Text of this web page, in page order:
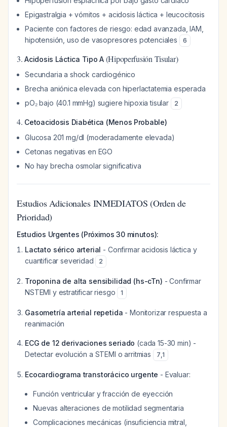
Epigastralgia + vómitos + acidosis láctica + leucocitosis
Paciente con factores de riesgo: edad avanzada, IAM,
hipotensión, uso de vasopresores potenciales
6
3.Acidosis Láctica Tipo A(Hipoperfusión Tisular)
Secundaria a shock cardiogénico
Brecha aniónica elevada con hiperlactatemia esperada
pO₂ bajo (40.1 mmHg) sugiere hipoxia tisular
2
4. Cetoacidosis Diabética (Menos Probable)
Glucosa 201 mg/dl (moderadamente elevada)
Cetonas negativas en EGO
No hay brecha osmolar significativa
Estudios Adicionales INMEDIATOS (Orden de
Prioridad)
Estudios Urgentes (Próximos 30 minutos):
Lactato sérico arterial - Confirmar acidosis láctica y
cuantificar severidad
2
Troponina de alta sensibilidad (hs-cTn) - Confirmar
NSTEMI y estratificar riesgo
1
Gasometría arterial repetida - Monitorizar respuesta a
reanimación
ECG de 12 derivaciones seriado (cada 15-30 min) -
Detectar evolución a STEMI o arritmias
7,1
Ecocardiograma transtorácico urgente - Evaluar:
Función ventricular y fracción de eyección
Nuevas alteraciones de motilidad segmentaria
Complicaciones mecánicas (insuficiencia mitral,